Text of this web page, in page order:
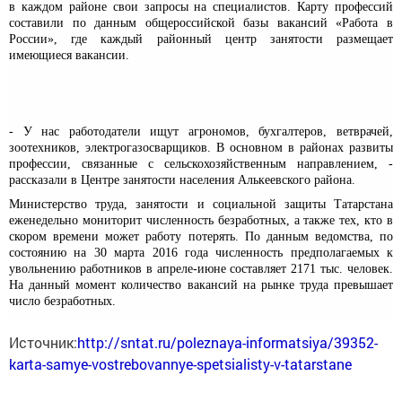
в каждом районе свои запросы на специалистов. Карту профессий
составили по данным общероссийской базы вакансий «Работа в
России», где каждый районный центр занятости размещает
имеющиеся вакансии.
- У нас работодатели ищут агрономов, бухгалтеров, ветврачей,
зоотехников, электрогазосварщиков. В основном в районах развиты
профессии, связанные с сельскохозяйственным направлением, -
рассказали в Центре занятости населения Алькеевского района.
Министерство труда, занятости и социальной защиты Татарстана
еженедельно мониторит численность безработных, а также тех, кто в
скором времени может работу потерять. По данным ведомства, по
состоянию на 30 марта 2016 года численность предполагаемых к
увольнению работников в апреле-июне составляет 2171 тыс. человек.
На данный момент количество вакансий на рынке труда превышает
число безработных.
Источник:http://sntat.ru/poleznaya-informatsiya/39352-
karta-samye-vostrebovannye-spetsialisty-v-tatarstane